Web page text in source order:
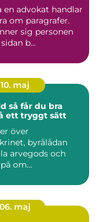
en advokat handlar
om paragrafer.
sig personen
b...
10. maj
ett tryggt sätt
över
byrålådan
arvegods och
om
06. maj